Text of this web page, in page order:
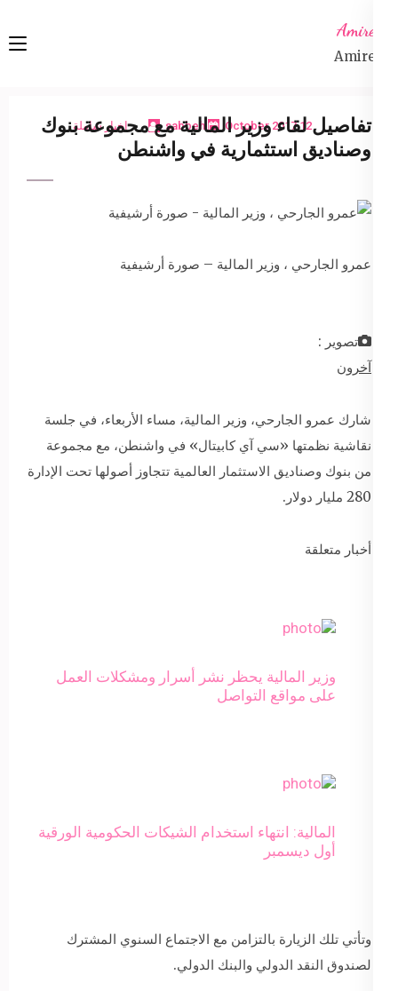
content
Amireta
Amireta
12 October 2017
sabbeh اخبار شاملة
تفاصيل لقاء وزير المالية مع مجموعة بنوك
وصناديق استثمارية في واشنطن
عمرو الجارحي ، وزير المالية – صورة أرشيفية
تصوير :
آخرون
شارك عمرو الجارحي، وزير المالية، مساء الأربعاء، في جلسة
نقاشية نظمتها «سي آي كابيتال» في واشنطن، مع مجموعة
من بنوك وصناديق الاستثمار العالمية تتجاوز أصولها تحت الإدارة
280 مليار دولار.
أخبار متعلقة
وزير المالية يحظر نشر أسرار ومشكلات العمل
على مواقع التواصل
المالية: انتهاء استخدام الشيكات الحكومية الورقية
أول ديسمبر
وتأتي تلك الزيارة بالتزامن مع الاجتماع السنوي المشترك
لصندوق النقد الدولي والبنك الدولي.